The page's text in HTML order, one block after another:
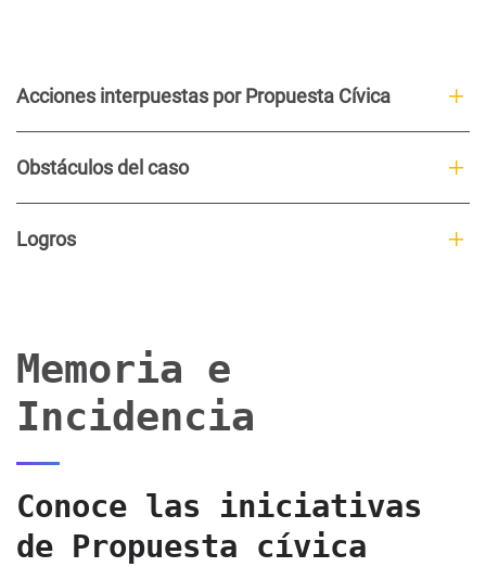
Acciones interpuestas por Propuesta Cívica
Obstáculos del caso
Logros
Memoria e
Incidencia
Conoce las iniciativas
de Propuesta cívica